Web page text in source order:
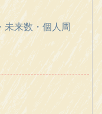
未来数・個人周